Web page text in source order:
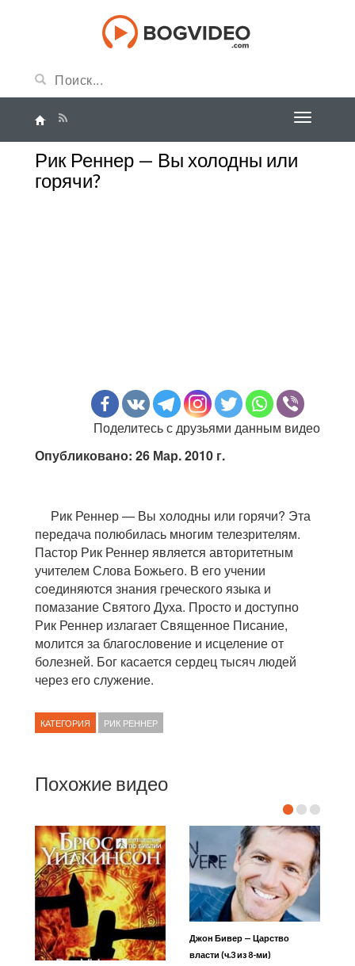
Рик Реннер — Вы холодны или
горячи?
Поделитесь с друзьями данным видео
Опубликовано: 26 Мар. 2010 г.
Рик Реннер — Вы холодны или горячи? Эта
передача полюбилась многим телезрителям.
Пастор Рик Реннер является авторитетным
учителем Слова Божьего. В его учении
соединяются знания греческого языка и
помазание Святого Духа. Просто и доступно
Рик Реннер излагает Священное Писание,
молится за благословение и исцеление от
болезней. Бог касается сердец тысяч людей
через его служение.
КАТЕГОРИЯ РИК РЕННЕР
Похожие видео
Джон Бивер — Царство
власти (ч.3 из 8-ми)